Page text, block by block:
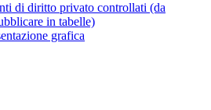
di diritto privato controllati (da
in tabelle)
grafica